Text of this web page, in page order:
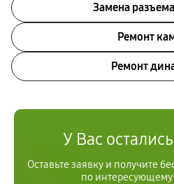
Замена
Ремонт
Ремонт
У Вас
Оставьте заявку и получите
по интересующему